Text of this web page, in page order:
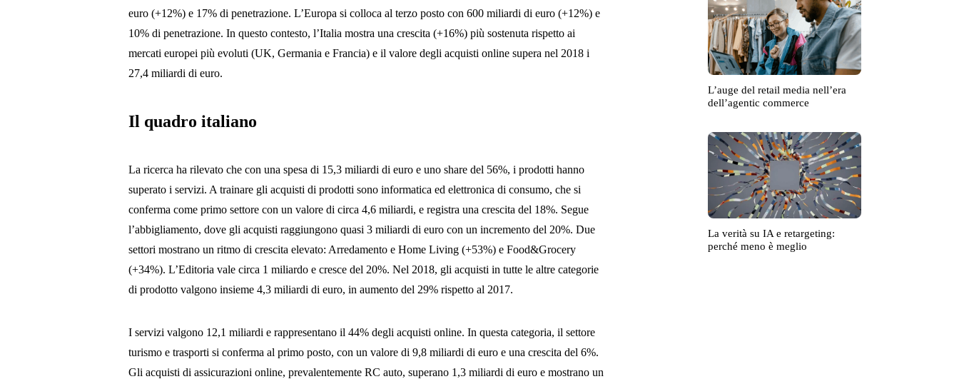
euro (+12%) e 17% di penetrazione. L’Europa si colloca al terzo posto con 600 miliardi di euro (+12%) e
10% di penetrazione. In questo contesto, l’Italia mostra una crescita (+16%) più sostenuta rispetto ai
mercati europei più evoluti (UK, Germania e Francia) e il valore degli acquisti online supera nel 2018 i
27,4 miliardi di euro.
Il quadro italiano
La ricerca ha rilevato che con una spesa di 15,3 miliardi di euro e uno share del 56%, i prodotti hanno
superato i servizi. A trainare gli acquisti di prodotti sono informatica ed elettronica di consumo, che si
conferma come primo settore con un valore di circa 4,6 miliardi, e registra una crescita del 18%. Segue
l’abbigliamento, dove gli acquisti raggiungono quasi 3 miliardi di euro con un incremento del 20%. Due
settori mostrano un ritmo di crescita elevato: Arredamento e Home Living (+53%) e Food&Grocery
(+34%). L’Editoria vale circa 1 miliardo e cresce del 20%. Nel 2018, gli acquisti in tutte le altre categorie
di prodotto valgono insieme 4,3 miliardi di euro, in aumento del 29% rispetto al 2017.
I servizi valgono 12,1 miliardi e rappresentano il 44% degli acquisti online. In questa categoria, il settore
turismo e trasporti si conferma al primo posto, con un valore di 9,8 miliardi di euro e una crescita del 6%.
Gli acquisti di assicurazioni online, prevalentemente RC auto, superano 1,3 miliardi di euro e mostrano un
L’auge del retail media nell’era
dell’agentic commerce
La verità su IA e retargeting:
perché meno è meglio